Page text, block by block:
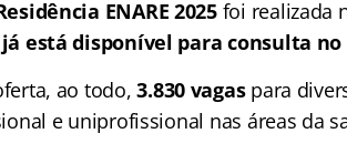
ENARE 2025foi realizada
está disponível para consulta
ao todo,3.830 vagaspara
e uniprofissional nas áreas da